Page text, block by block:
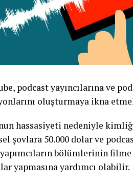
podcast yayıncılarına ve
oluşturmaya ikna
hassasiyeti nedeniyle
şovlara 50.000 dolar ve
bölümlerinin
yapmasına yardımcı olabilir.